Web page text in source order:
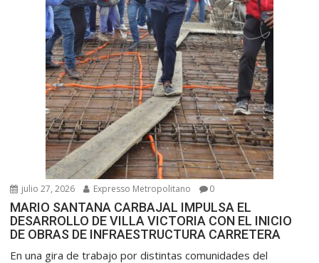
julio 27, 2026 Expresso Metropolitano 0
MARIO SANTANA CARBAJAL IMPULSA EL
DESARROLLO DE VILLA VICTORIA CON EL INICIO
DE OBRAS DE INFRAESTRUCTURA CARRETERA
En una gira de trabajo por distintas comunidades del